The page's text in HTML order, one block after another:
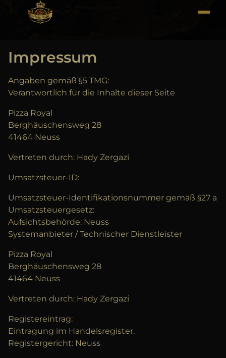
Impressum
Angaben gemäß §5 TMG:
Verantwortlich für die Inhalte dieser Seite
Pizza Royal
Berghäuschensweg 28
41464 Neuss
Vertreten durch: Hady Zergazi
Umsatzsteuer-ID:
Umsatzsteuer-Identifikationsnummer gemäß §27 a
Umsatzsteuergesetz:
Aufsichtsbehörde: Neuss
Systemanbieter / Technischer Dienstleister
Pizza Royal
Berghäuschensweg 28
41464 Neuss
Vertreten durch: Hady Zergazi
Registereintrag:
Eintragung im Handelsregister.
Registergericht: Neuss